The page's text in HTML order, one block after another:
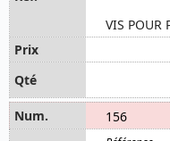
VIS POUR
156